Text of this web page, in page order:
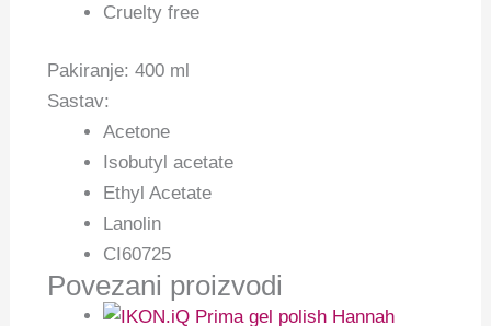
Cruelty free
Pakiranje: 400 ml
Sastav:
Acetone
Isobutyl acetate
Ethyl Acetate
Lanolin
CI60725
Povezani proizvodi